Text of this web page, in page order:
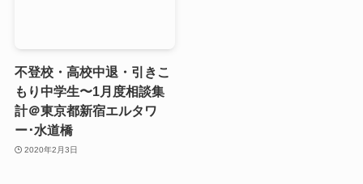
不登校・高校中退・引きこ
もり中学生〜1月度相談集
計＠東京都新宿エルタワ
ー･水道橋
2020年2月3日